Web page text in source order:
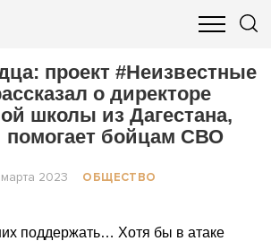
БИЗНЕС И ФИНАНСЫ
проект #Неизвестные
о директоре
школы из Дагестана,
помогает бойцам СВО
марта 2023 ОБЩЕСТВО
поддержать… Хотя бы в атаке